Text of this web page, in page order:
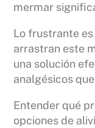
mermar
Lo frustrante
arrastran este
una solución
analgésicos
Entender qué
opciones de